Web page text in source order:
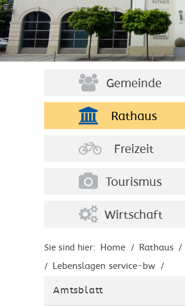
Gemeinde
Rathaus
Freizeit
Tourismus
Wirtschaft
Sie sind hier: Home / Rathaus /
/ Lebenslagen service-bw /
Spätaussiedler
Amtsblatt